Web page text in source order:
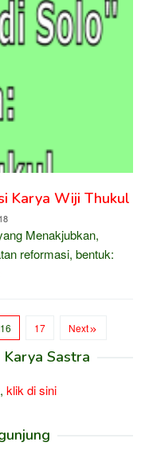
Karya Wiji Thukul
Menakjubkan,
reformasi, bentuk:
16 17 Next
Karya Sastra
klik di sini